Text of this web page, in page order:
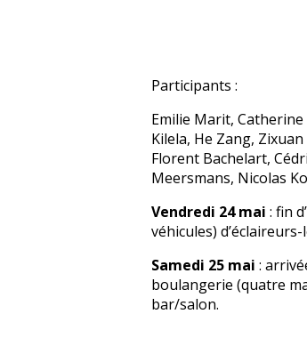
Participants :
Emilie Marit,
Kilela, He Zang,
Florent Bachelart,
Meersmans, Nicolas
Vendredi 24 mai : fin
véhicules)
Samedi 25 mai :
boulangerie (quatre
bar/salon.